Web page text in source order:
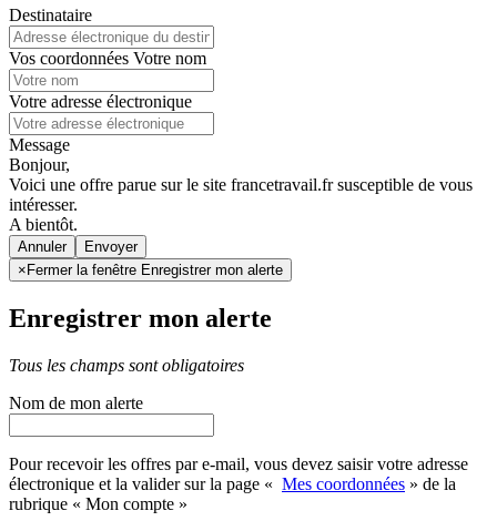
Destinataire
Vos coordonnées Votre nom
Votre adresse électronique
Message
Bonjour,
Voici une offre parue sur le site francetravail.fr susceptible de vous
intéresser.
A bientôt.
Annuler
× Fermer la fenêtre Enregistrer mon alerte
Enregistrer mon alerte
Tous les champs sont obligatoires
Nom de mon alerte
Pour recevoir les offres par e-mail, vous devez saisir votre adresse
électronique et la valider sur la page « Mes coordonnées » de la
rubrique « Mon compte »